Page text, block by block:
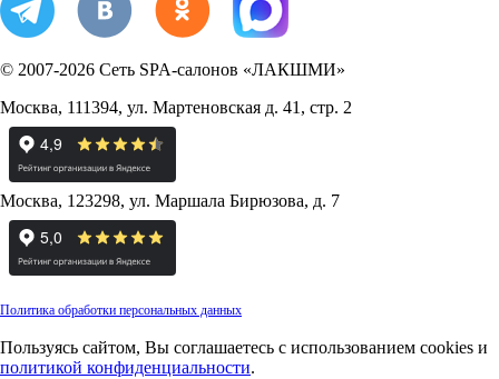
© 2007-2026 Сеть SPA-салонов «ЛАКШМИ»
Москва, 111394, ул. Мартеновская д. 41, стр. 2
Москва, 123298, ул. Маршала Бирюзова, д. 7
Политика обработки персональных данных
Пользуясь сайтом, Вы соглашаетесь с использованием cookies и
политикой конфиденциальности.